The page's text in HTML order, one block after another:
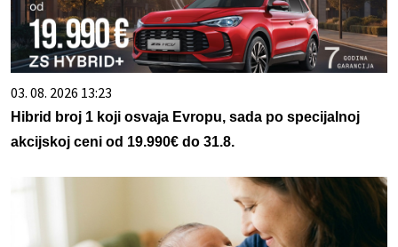
03. 08. 2026 13:23
Hibrid broj 1 koji osvaja Evropu, sada po specijalnoj
akcijskoj ceni od 19.990€ do 31.8.